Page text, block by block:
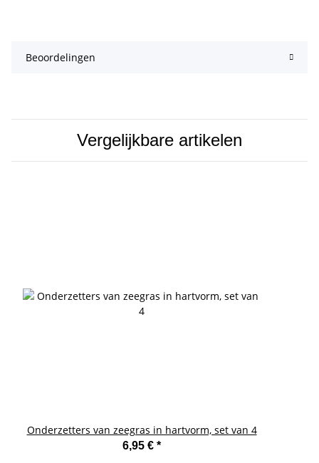
Beoordelingen
Vergelijkbare artikelen
Onderzetters van zeegras in hartvorm, set van 4
6,95 € *